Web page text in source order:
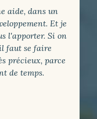
aide, dans un
Et je
l'apporter. Si on
faut se faire
précieux, parce
de temps.